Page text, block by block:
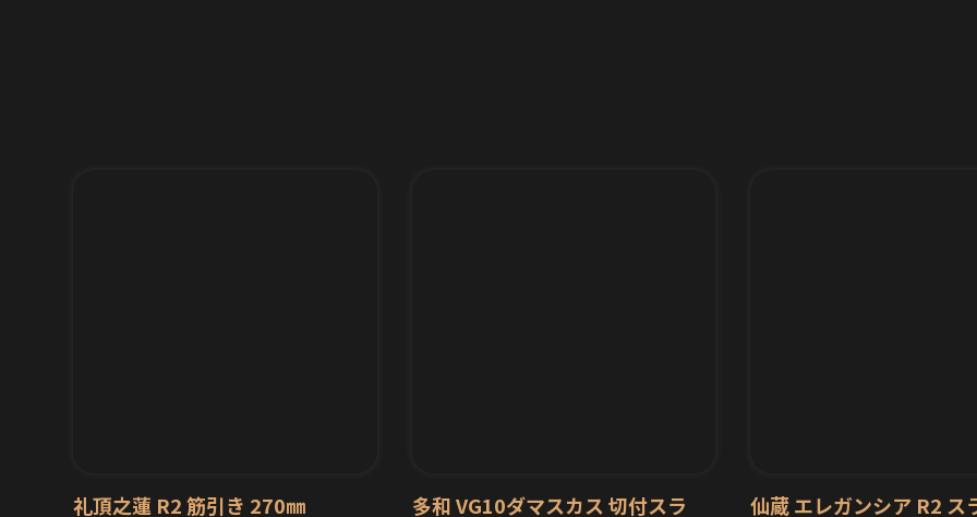
礼頂之蓮 R2 筋引き 270㎜ 多和 VG10ダマスカス 切付スラ 仙蔵 エレガンシア R2 ス